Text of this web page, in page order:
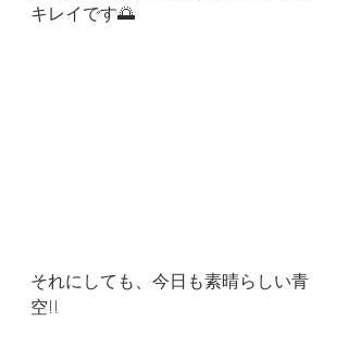
キレイです🌅
それにしても、今日も素晴らしい青
空!!